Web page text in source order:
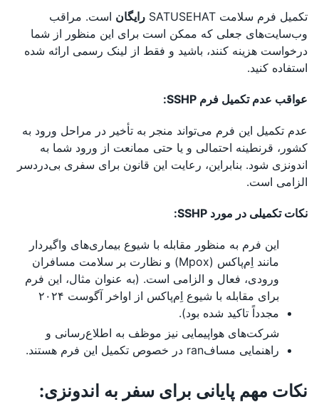
تکمیل فرم سلامت SATUSEHAT رایگان است. مراقب
وب‌سایت‌های جعلی که ممکن است برای این منظور از شما
درخواست هزینه کنند، باشید و فقط از لینک رسمی ارائه شده
استفاده کنید.
عواقب عدم تکمیل فرم SSHP:
عدم تکمیل این فرم می‌تواند منجر به تأخیر در مراحل ورود به
کشور، قرنطینه احتمالی و یا حتی ممانعت از ورود شما به
اندونزی شود. بنابراین، رعایت این قانون برای سفری بی‌دردسر
الزامی است.
نکات تکمیلی در مورد SSHP:
این فرم به منظور مقابله با شیوع بیماری‌های واگیردار
مانند اِم‌پاکس (Mpox) و نظارت بر سلامت مسافران
ورودی، فعال و الزامی است. (به عنوان مثال، این فرم
برای مقابله با شیوع اِم‌پاکس از اواخر آگوست ۲۰۲۴
مجدداً تاکید شده بود).
شرکت‌های هواپیمایی نیز موظف به اطلاع‌رسانی و
راهنمایی مسافran در خصوص تکمیل این فرم هستند.
نکات مهم پایانی برای سفر به اندونزی: